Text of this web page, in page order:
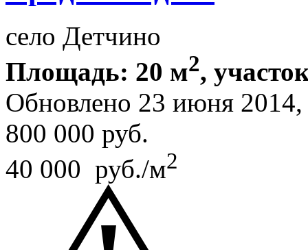
село Детчино
Площадь: 20 м2,
Обновлено 23 июня
800 000 руб.
40 000 руб./м2